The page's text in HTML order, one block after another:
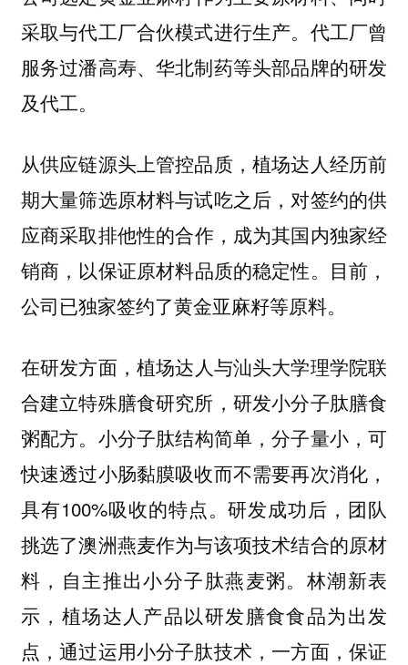
采取与代工厂合伙模式进行生产。代工厂曾
服务过潘高寿、华北制药等头部品牌的研发
及代工。
从供应链源头上管控品质，植场达人经历前
期大量筛选原材料与试吃之后，对签约的供
应商采取排他性的合作，成为其国内独家经
销商 ，以保证原材料品质的稳定性。目前，
公司已独家签约了黄金亚麻籽等原料。
在研发方面， 植场达人与汕头大学理学院联
合建立特殊膳食研究所，研发小分子肽膳食
粥配方。小分子肽结构简单，分子量小，可
快速透过小肠黏膜吸收而不需要再次消化，
具有100%吸收的特点。研发成功后，团队
挑选了澳洲燕麦作为与该项技术结合的原材
料，自主推出小分子肽燕麦粥。林潮新表
示，植场达人产品以研发膳食食品为出发
点，通过运用小分子肽技术，一方面，保证